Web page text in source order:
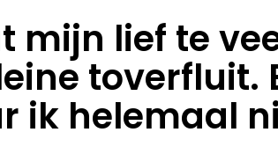
mijn lief te
toverfluit.
ik helemaal